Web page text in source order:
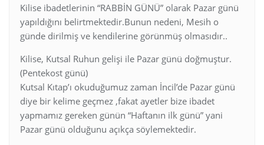
Kilise ibadetlerinin “RABBİN GÜNÜ” olarak Pazar günü
yapıldığını belirtmektedir.Bunun nedeni, Mesih o
günde dirilmiş ve kendilerine görünmüş olmasıdır..
Kilise, Kutsal Ruhun gelişi ile Pazar günü doğmuştur.
(Pentekost günü)
Kutsal Kıtap’ı okuduğumuz zaman İncil’de Pazar günü
diye bir kelime geçmez ,fakat ayetler bize ibadet
yapmamız gereken günün “Haftanın ilk günü” yani
Pazar günü olduğunu açıkça söylemektedir.